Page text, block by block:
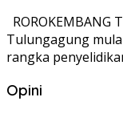
ROROKEMBANG
Tulungagung
rangka
Opini